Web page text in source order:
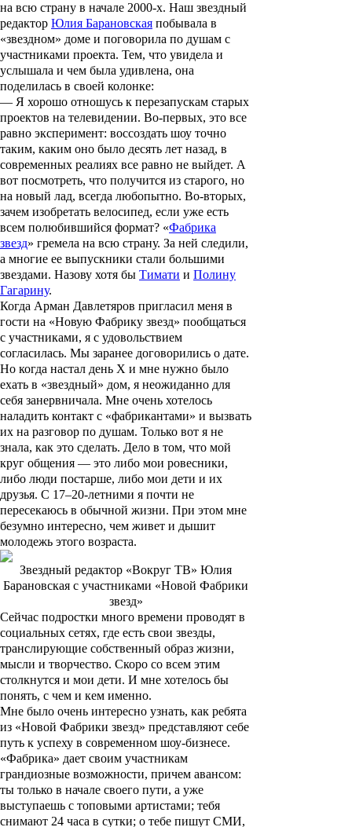
на всю страну в начале 2000-х. Наш звездный
редактор Юлия Барановская побывала в
«звездном» доме и поговорила по душам с
участниками проекта. Тем, что увидела и
услышала и чем была удивлена, она
поделилась в своей колонке:
— Я хорошо отношусь к перезапускам старых
проектов на телевидении. Во-первых, это все
равно эксперимент: воссоздать шоу точно
таким, каким оно было десять лет назад, в
современных реалиях все равно не выйдет. А
вот посмотреть, что получится из старого, но
на новый лад, всегда любопытно. Во-вторых,
зачем изобретать велосипед, если уже есть
всем полюбившийся формат? «Фабрика
звезд» гремела на всю страну. За ней следили,
а многие ее выпускники стали большими
звездами. Назову хотя бы Тимати и Полину
Гагарину.
Когда Арман Давлетяров пригласил меня в
гости на «Новую Фабрику звезд» пообщаться
с участниками, я с удовольствием
согласилась. Мы заранее договорились о дате.
Но когда настал день X и мне нужно было
ехать в «звездный» дом, я неожиданно для
себя занервничала. Мне очень хотелось
наладить контакт с «фабрикантами» и вызвать
их на разговор по душам. Только вот я не
знала, как это сделать. Дело в том, что мой
круг общения — это либо мои ровесники,
либо люди постарше, либо мои дети и их
друзья. С 17–20-летними я почти не
пересекаюсь в обычной жизни. При этом мне
безумно интересно, чем живет и дышит
молодежь этого возраста.
Звездный редактор «Вокруг ТВ» Юлия
Барановская с участниками «Новой Фабрики
звезд»
Сейчас подростки много времени проводят в
социальных сетях, где есть свои звезды,
транслирующие собственный образ жизни,
мысли и творчество. Скоро со всем этим
столкнутся и мои дети. И мне хотелось бы
понять, с чем и кем именно.
Мне было очень интересно узнать, как ребята
из «Новой Фабрики звезд» представляют себе
путь к успеху в современном шоу-бизнесе.
«Фабрика» дает своим участникам
грандиозные возможности, причем авансом:
ты только в начале своего пути, а уже
выступаешь с топовыми артистами; тебя
снимают 24 часа в сутки; о тебе пишут СМИ,